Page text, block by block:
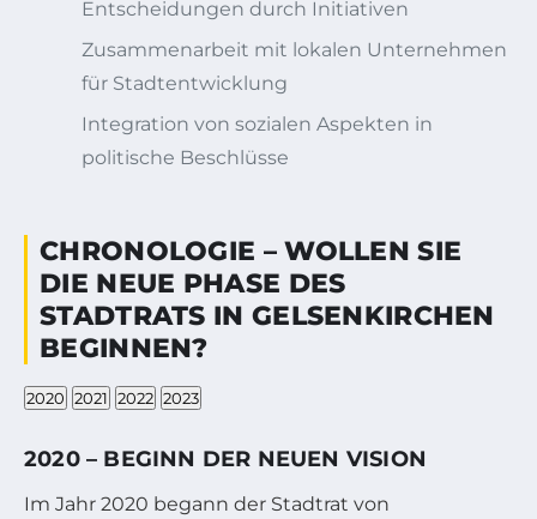
Entscheidungen durch Initiativen
Zusammenarbeit mit lokalen Unternehmen
für Stadtentwicklung
Integration von sozialen Aspekten in
politische Beschlüsse
CHRONOLOGIE – WOLLEN SIE
DIE NEUE PHASE DES
STADTRATS IN GELSENKIRCHEN
BEGINNEN?
2020 2021 2022 2023
2020 – BEGINN DER NEUEN VISION
Im Jahr 2020 begann der Stadtrat von